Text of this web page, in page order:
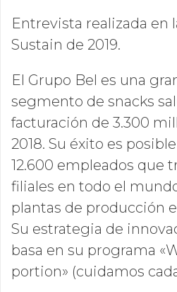
Entrevista realizada en
Sustain de 2019.
El Grupo Bel es una
segmento de snacks
facturación de 3.300
2018. Su éxito es
12.600 empleados que
filiales en todo el
plantas de producción
Su estrategia de
basa en su programa
portion» (cuidamos